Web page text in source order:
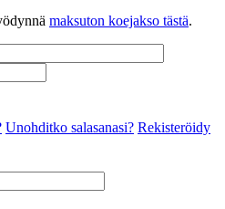
maksuton koejakso tästä.
Unohditko salasanasi? Rekisteröidy